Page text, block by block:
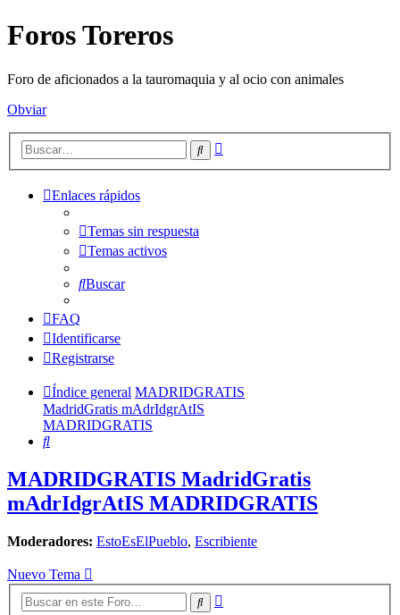
Foros Toreros
Foro de aficionados a la tauromaquia y al ocio con animales
Obviar
Buscar
Enlaces rápidos
Temas sin respuesta
Temas activos
Buscar
FAQ
Identificarse
Registrarse
Índice general MADRIDGRATIS
MadridGratis mAdrIdgrAtIS
MADRIDGRATIS
Buscar
MADRIDGRATIS MadridGratis
mAdrIdgrAtIS MADRIDGRATIS
Moderadores: EstoEsElPueblo, Escribiente
Nuevo Tema
Buscar